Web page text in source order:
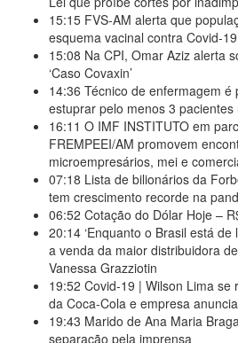
15:15 FVS-AM alerta que
esquema vacinal contra Covid-
15:08 Na CPI, Omar Aziz alerta
‘Caso Covaxin’
14:36 Técnico de enfermagem é
estuprar pelo menos 3 pacientes
16:11 O IMF INSTITUTO em
FREMPEEI/AM promovem
microempresários, mei e
07:18 Lista de bilionários da
tem crescimento recorde na
06:52 Cotação do Dólar Hoje –
20:14 ‘Enquanto o Brasil está
a venda da maior distribuidora
Vanessa Grazziotin
19:52 Covid-19 | Wilson Lima
da Coca-Cola e empresa
19:43 Marido de Ana Maria
separação pela imprensa